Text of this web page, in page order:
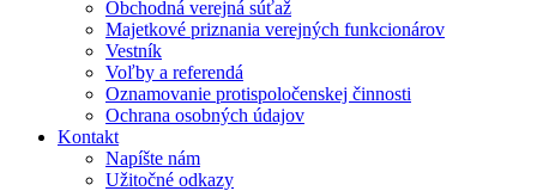
Obchodná verejná súťaž
Majetkové priznania verejných funkcionárov
Vestník
Voľby a referendá
Oznamovanie protispoločenskej činnosti
Ochrana osobných údajov
Kontakt
Napíšte nám
Užitočné odkazy